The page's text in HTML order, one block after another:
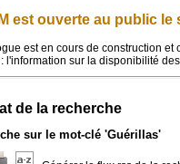
est ouverte au public le
est en cours de construction
l'information sur la disponibilité
de la recherche
sur le mot-clé 'Guérillas'